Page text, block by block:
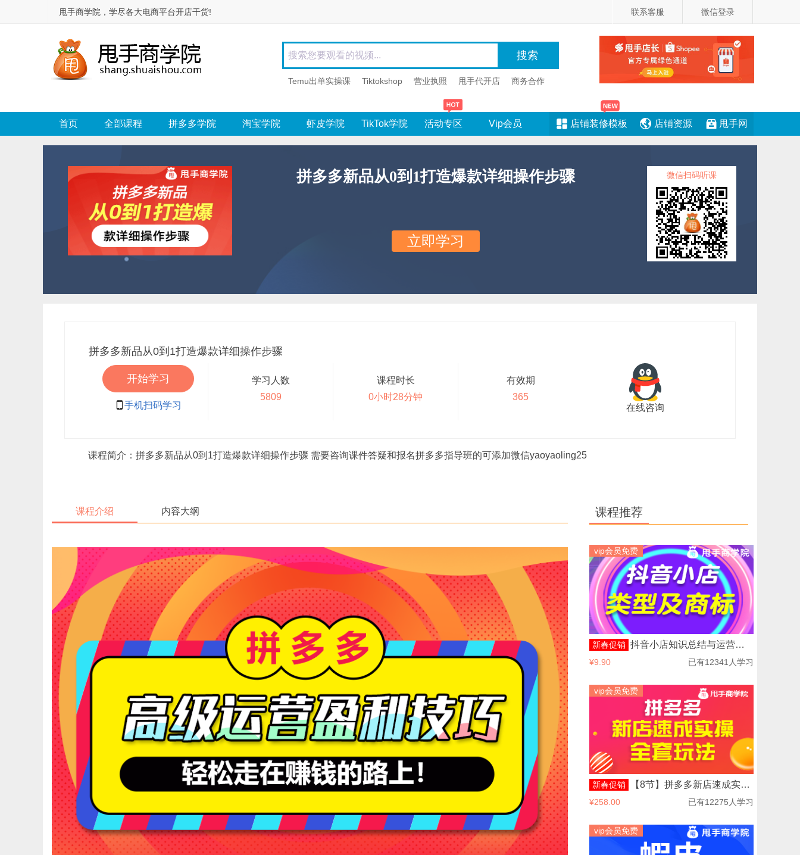
甩手商学院，学尽各大电商平台开店干货! 联系客服 微信登录
Temu出单实操课 Tiktokshop 营业执照 甩手代开店 商务合作
首页 全部课程 拼多多学院 淘宝学院 虾皮学院 TikTok学院 活动专区 Vip会员 店铺装修模板 店铺资源 甩手网
拼多多新品从0到1打造爆款详细操作步骤
立即学习
微信扫码听课
拼多多新品从0到1打造爆款详细操作步骤
开始学习
 手机扫码学习
学习人数
5809
课程时长
0小时28分钟
有效期
365
在线咨询
课程简介：拼多多新品从0到1打造爆款详细操作步骤 需要咨询课件答疑和报名拼多多指导班的可添加微信yaoyaoling25
课程介绍 内容大纲 课程推荐
vip会员免费
新春促销 抖音小店知识总结与运营之抖音小店类型及商标
¥9.90 已有12341人学习
vip会员免费
新春促销 【8节】拼多多新店速成实操全套玩法
¥258.00 已有12275人学习
vip会员免费